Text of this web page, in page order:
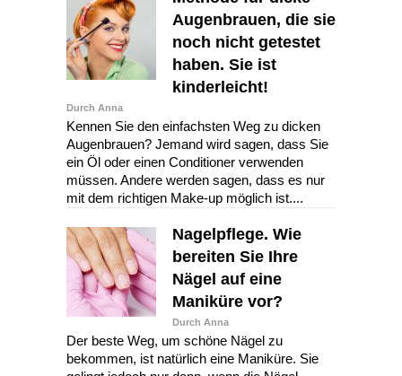
Augenbrauen, die sie
noch nicht getestet
haben. Sie ist
kinderleicht!
Durch Anna
Kennen Sie den einfachsten Weg zu dicken
Augenbrauen? Jemand wird sagen, dass Sie
ein Öl oder einen Conditioner verwenden
müssen. Andere werden sagen, dass es nur
mit dem richtigen Make-up möglich ist....
Nagelpflege. Wie
bereiten Sie Ihre
Nägel auf eine
Maniküre vor?
Durch Anna
Der beste Weg, um schöne Nägel zu
bekommen, ist natürlich eine Maniküre. Sie